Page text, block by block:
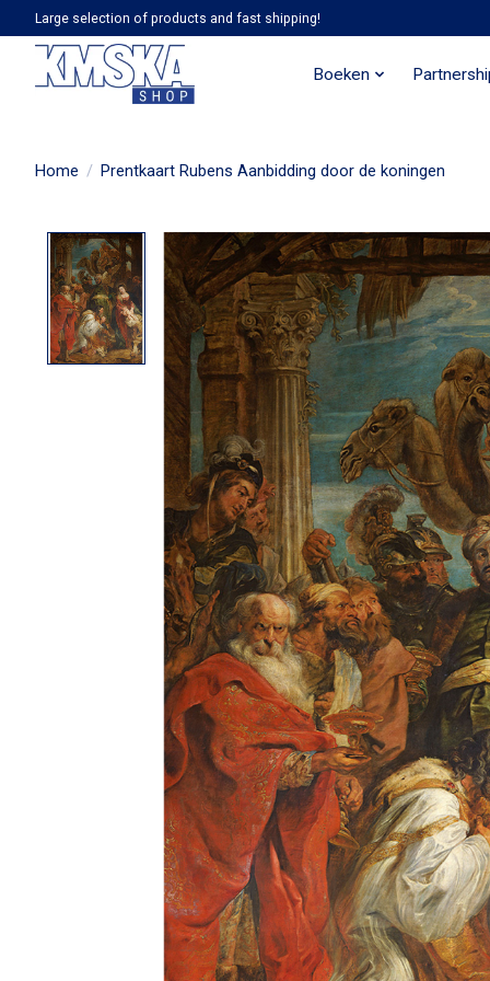
Large selection of products and fast shipping!
Boeken
Home / Prentkaart Rubens Aanbidding door de koningen
Product image slideshow Items